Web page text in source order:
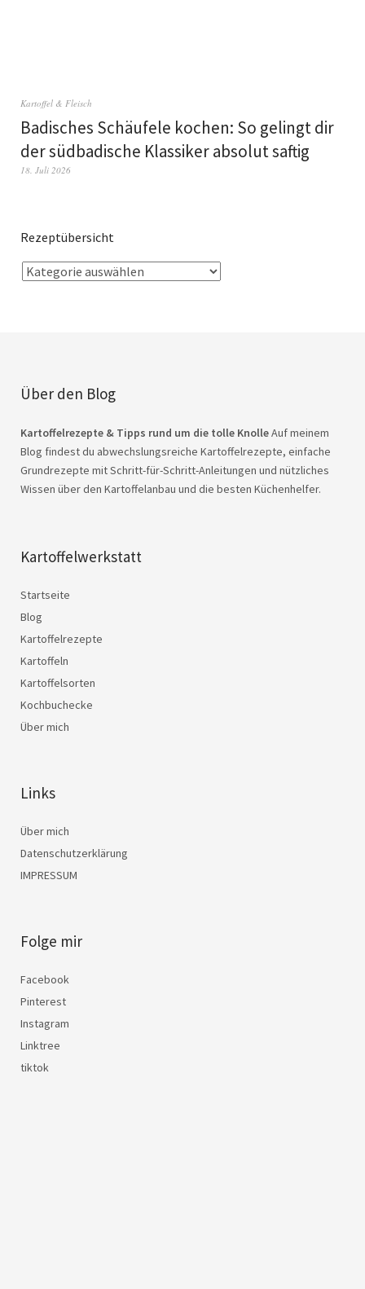
Kartoffel & Fleisch
Badisches Schäufele kochen: So gelingt dir
der südbadische Klassiker absolut saftig
18. Juli 2026
Rezeptübersicht
Über den Blog
Kartoffelrezepte & Tipps rund um die tolle KnolleAuf meinem
Blog findest du abwechslungsreiche Kartoffelrezepte, einfache
Grundrezepte mit Schritt-für-Schritt-Anleitungen und nützliches
Wissen über den Kartoffelanbau und die besten Küchenhelfer.
Kartoffelwerkstatt
Startseite
Blog
Kartoffelrezepte
Kartoffeln
Kartoffelsorten
Kochbuchecke
Über mich
Links
Über mich
Datenschutzerklärung
IMPRESSUM
Folge mir
Facebook
Pinterest
Instagram
Linktree
tiktok